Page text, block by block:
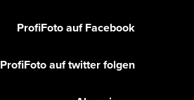
ProfiFoto auf Facebook
ProfiFoto auf twitter folgen